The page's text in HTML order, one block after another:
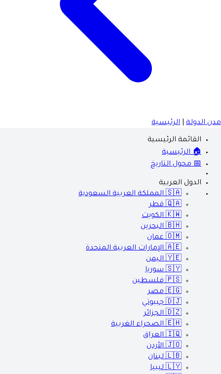
مدن الدولة الرئيسية
القائمة الرئيسية
🏠 الرئيسية
📅 محول التاريخ
الدول العربية
🇸🇦 المملكة العربية السعودية
🇶🇦 قطر
🇰🇼 الكويت
🇧🇭 البحرين
🇴🇲 عمان
🇦🇪 الإمارات العربية المتحدة
🇾🇪 اليمن
🇸🇾 سوريا
🇵🇸 فلسطين
🇪🇬 مصر
🇩🇯 جيبوتي
🇩🇿 الجزائر
🇪🇭 الصحراء الغربية
🇮🇶 العراق
🇯🇴 الأردن
🇱🇧 لبنان
🇱🇾 ليبيا